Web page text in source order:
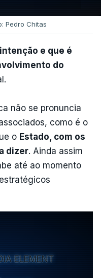
Pedro Chitas
e que é
do
não se pronuncia
como é o
o Estado, com os
dizer. Ainda assim
até ao momento
ELEMENT